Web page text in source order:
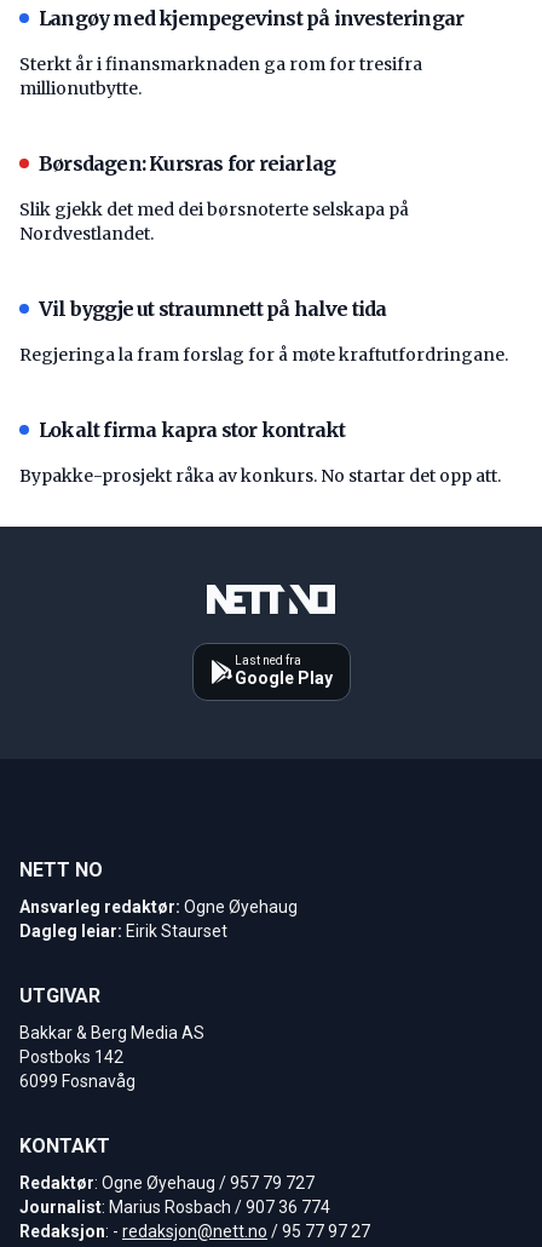
Langøy med kjempegevinst på investeringar
Sterkt år i finansmarknaden ga rom for tresifra
millionutbytte.
Børsdagen: Kursras for reiarlag
Slik gjekk det med dei børsnoterte selskapa på
Nordvestlandet.
Vil byggje ut straumnett på halve tida
Regjeringa la fram forslag for å møte kraftutfordringane.
Lokalt firma kapra stor kontrakt
Bypakke-prosjekt råka av konkurs. No startar det opp att.
Last ned fra
Google Play
NETT NO
Ansvarleg redaktør: Ogne Øyehaug
Dagleg leiar: Eirik Staurset
UTGIVAR
Bakkar & Berg Media AS
Postboks 142
6099 Fosnavåg
KONTAKT
Redaktør: Ogne Øyehaug / 957 79 727
Journalist: Marius Rosbach / 907 36 774
Redaksjon: - redaksjon@nett.no / 95 77 97 27